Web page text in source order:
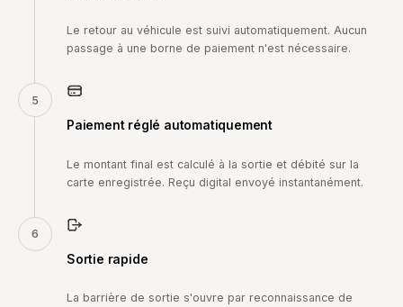
Le retour au véhicule est suivi automatiquement. Aucun
passage à une borne de paiement n'est nécessaire.
5
Paiement réglé automatiquement
Le montant final est calculé à la sortie et débité sur la
carte enregistrée. Reçu digital envoyé instantanément.
6
Sortie rapide
La barrière de sortie s'ouvre par reconnaissance de